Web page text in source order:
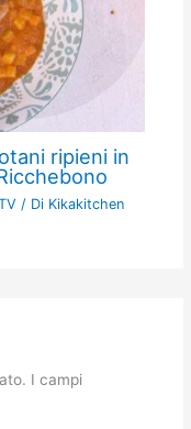
ripieni in
/ Di Kikakitchen
I campi